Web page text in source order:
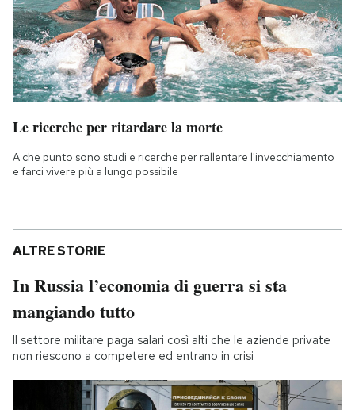
Le ricerche per ritardare la morte
A che punto sono studi e ricerche per rallentare l'invecchiamento
e farci vivere più a lungo possibile
ALTRE STORIE
In Russia l’economia di guerra si sta
mangiando tutto
Il settore militare paga salari così alti che le aziende private
non riescono a competere ed entrano in crisi